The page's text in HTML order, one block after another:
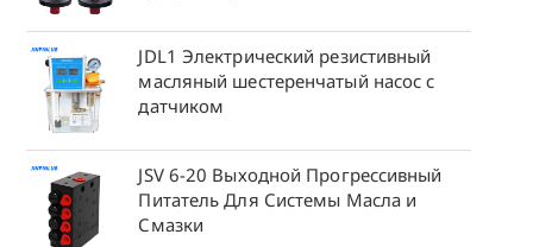
JDL1 Электрический резистивный
масляный шестеренчатый насос с
датчиком
JSV 6-20 Выходной Прогрессивный
Питатель Для Системы Масла и
Смазки